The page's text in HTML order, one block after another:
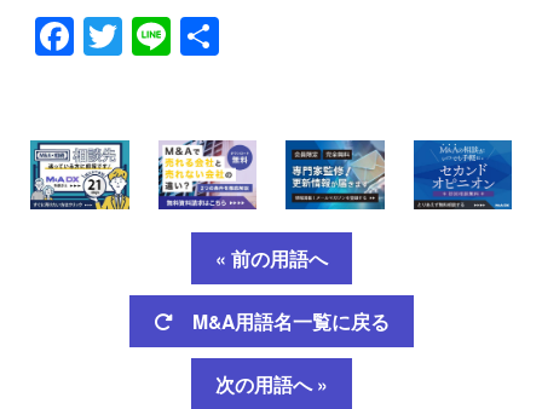
Facebook
Twitter
Line
« 前の用語へ
M&A用語名一覧に戻る
次の用語へ »